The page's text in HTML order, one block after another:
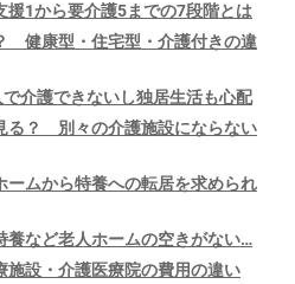
1から要介護5までの7段階とは
健康型・住宅型・介護付きの違
介護できないし独居生活も心配
る？ 別々の介護施設にならない
ームから特養への転居を求められ
養など老人ホームの空きがない…
施設・介護医療院の費用の違い